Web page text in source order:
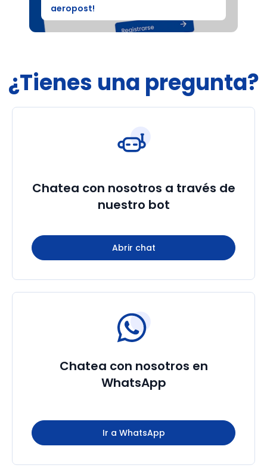
aeropost!
¿Tienes una pregunta?
Chatea con nosotros a través de
nuestro bot
Abrir chat
Chatea con nosotros en
WhatsApp
Ir a WhatsApp